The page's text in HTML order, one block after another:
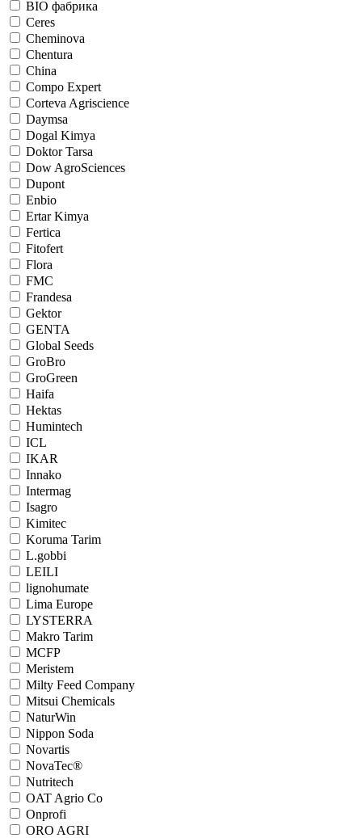
BIO фабрика
Ceres
Cheminova
Chentura
China
Compo Expert
Corteva Agriscience
Daymsa
Dogal Kimya
Doktor Tarsa
Dow AgroSciences
Dupont
Enbio
Ertar Kimya
Fertica
Fitofert
Flora
FMC
Frandesa
Gektor
GENTA
Global Seeds
GroBro
GroGreen
Haifa
Hektas
Humintech
ICL
IKAR
Innako
Intermag
Isagro
Kimitec
Koruma Tarim
L.gobbi
LEILI
lignohumate
Lima Europe
LYSTERRA
Makro Tarim
MCFP
Meristem
Milty Feed Company
Mitsui Chemicals
NaturWin
Nippon Soda
Novartis
NovaTec®
Nutritech
OAT Agrio Co
Onprofi
ORO AGRI